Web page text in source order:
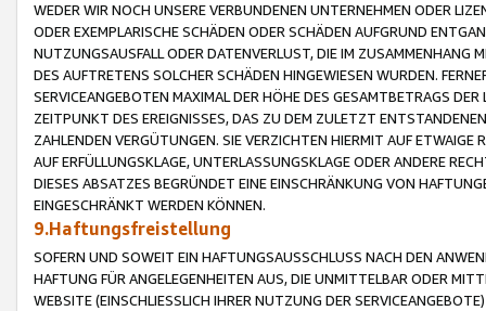
WEDER WIR NOCH UNSERE VERBUNDENEN UNTERNEHMEN ODER
ODER EXEMPLARISCHE SCHÄDEN ODER SCHÄDEN AUFGRUND
NUTZUNGSAUSFALL ODER DATENVERLUST, DIE IM ZUSAMMENHANG
DES AUFTRETENS SOLCHER SCHÄDEN HINGEWIESEN WURDEN.
SERVICEANGEBOTEN MAXIMAL DER HÖHE DES GESAMTBETRAGS
ZEITPUNKT DES EREIGNISSES, DAS ZU DEM ZULETZT
ZAHLENDEN VERGÜTUNGEN. SIE VERZICHTEN HIERMIT AUF
AUF ERFÜLLUNGSKLAGE, UNTERLASSUNGSKLAGE ODER ANDERE
DIESES ABSATZES BEGRÜNDET EINE EINSCHRÄNKUNG VON
EINGESCHRÄNKT WERDEN KÖNNEN.
9.Haftungsfreistellung
SOFERN UND SOWEIT EIN HAFTUNGSAUSSCHLUSS NACH DEN
HAFTUNG FÜR ANGELEGENHEITEN AUS, DIE UNMITTELBAR ODER
WEBSITE (EINSCHLIESSLICH IHRER NUTZUNG DER